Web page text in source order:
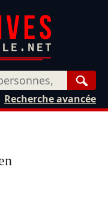
Recherche avancée